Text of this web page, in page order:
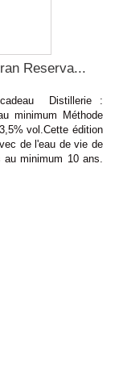
Reserva...
Distillerie :
minimum Méthode
vol.Cette édition
de l'eau de vie de
minimum 10 ans.